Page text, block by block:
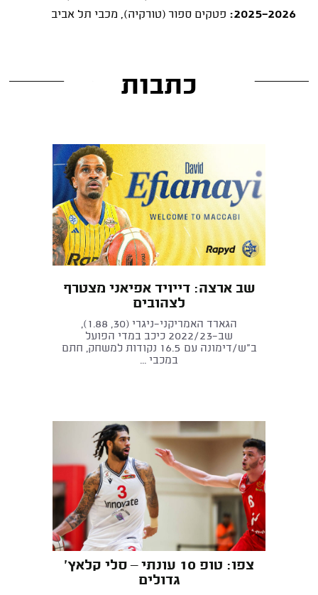
2025-2026:
פטקים ספור (טורקיה), מכבי תל אביב
כתבות
שב ארצה: דייויד אפיאני מצטרף
לצהובים
הגארד האמריקני־ניגרי (30, 1.88),
שב־2022/23 כיכב במדי הפועל
ב"ש/דימונה עם 16.5 נקודות למשחק, חתם
במכבי ...
צפו: טופ 10 עונתי – סלי קלאץ'
גדולים